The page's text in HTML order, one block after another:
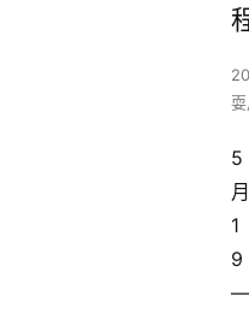
5
月
1
9
—